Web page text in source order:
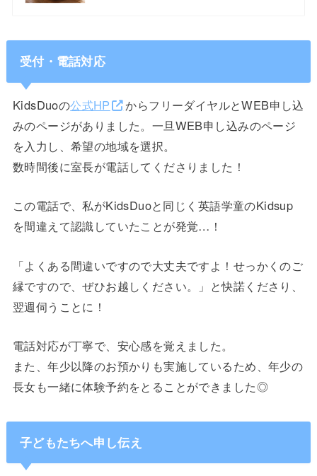
受付・電話対応
KidsDuoの公式HP
からフリーダイヤルとWEB申し込
みのページがありました。一旦WEB申し込みのページ
を入力し、希望の地域を選択。
数時間後に室長が電話してくださりました！
この電話で、私がKidsDuoと同じく英語学童のKidsup
を間違えて認識していたことが発覚…！
「よくある間違いですので大丈夫ですよ！せっかくのご
縁ですので、ぜひお越しください。」と快諾くださり、
翌週伺うことに！
電話対応が丁寧で、安心感を覚えました。
また、年少以降のお預かりも実施しているため、年少の
長女も一緒に体験予約をとることができました◎
子どもたちへ申し伝え